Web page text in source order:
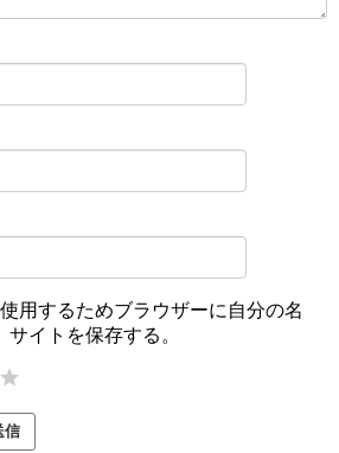
用するためブラウザーに自分の名
イトを保存する。